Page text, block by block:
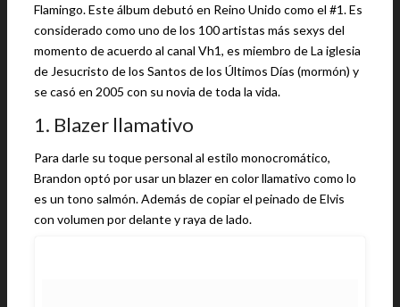
Flamingo. Este álbum debutó en Reino Unido como el #1. Es
considerado como uno de los 100 artistas más sexys del
momento de acuerdo al canal Vh1, es miembro de La iglesia
de Jesucristo de los Santos de los Últimos Días (mormón) y
se casó en 2005 con su novia de toda la vida.
1. Blazer llamativo
Para darle su toque personal al estilo monocromático,
Brandon optó por usar un blazer en color llamativo como lo
es un tono salmón. Además de copiar el peinado de Elvis
con volumen por delante y raya de lado.